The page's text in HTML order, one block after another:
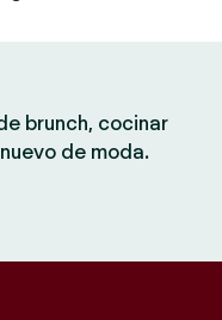
brunch, cocinar
de moda.